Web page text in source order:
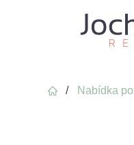
Domů Nabídka